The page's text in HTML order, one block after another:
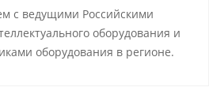
с ведущими Российскими
оборудования и
оборудования в регионе.